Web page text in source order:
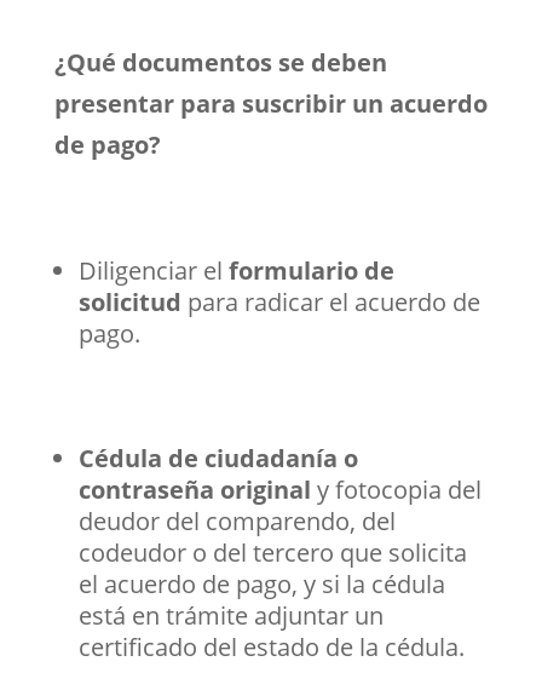
¿Qué documentos se deben
presentar para suscribir un acuerdo
de pago?
Diligenciar el formulario de
solicitud para radicar el acuerdo de
pago.
Cédula de ciudadanía o
contraseña original y fotocopia del
deudor del comparendo, del
codeudor o del tercero que solicita
el acuerdo de pago, y si la cédula
está en trámite adjuntar un
certificado del estado de la cédula.